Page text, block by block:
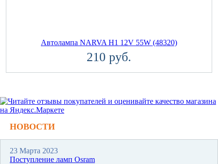
Автолампа NARVA H1 12V 55W (48320)
210 руб.
НОВОСТИ
23 Марта 2023
Поступление ламп Osram